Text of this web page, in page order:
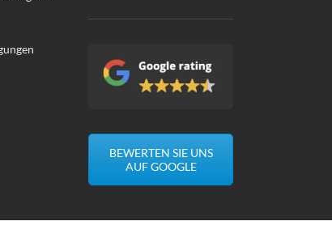
BEWERTEN SIE UNS
AUF GOOGLE